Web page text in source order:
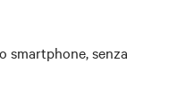
smartphone, senza